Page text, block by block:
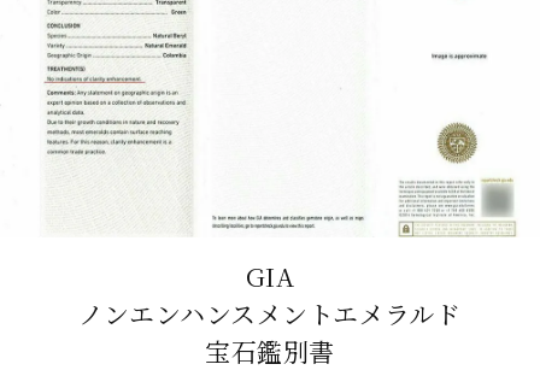
GIA
ノンエンハンスメントエメラルド
宝石鑑別書